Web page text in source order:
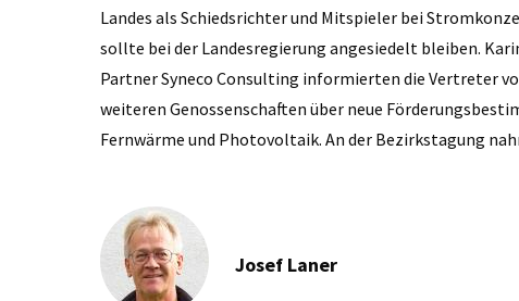
Landes als Schiedsrichter und Mitspieler bei
sollte bei der Landesregierung angesiedelt bleiben.
Partner Syneco Consulting informierten die Vertreter
weiteren Genossenschaften über neue
Fernwärme und Photovoltaik. An der Bezirkstagung
Josef Laner